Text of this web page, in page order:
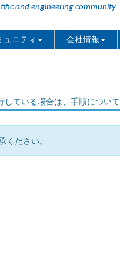
and engineering community
ュニティ 会社情報
している場合は、手順について
ださい。